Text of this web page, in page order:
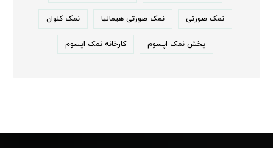
نمک صورتی نمک صورتی هیمالیا نمک کلوان
پخش نمک اپسوم کارخانه نمک اپسوم